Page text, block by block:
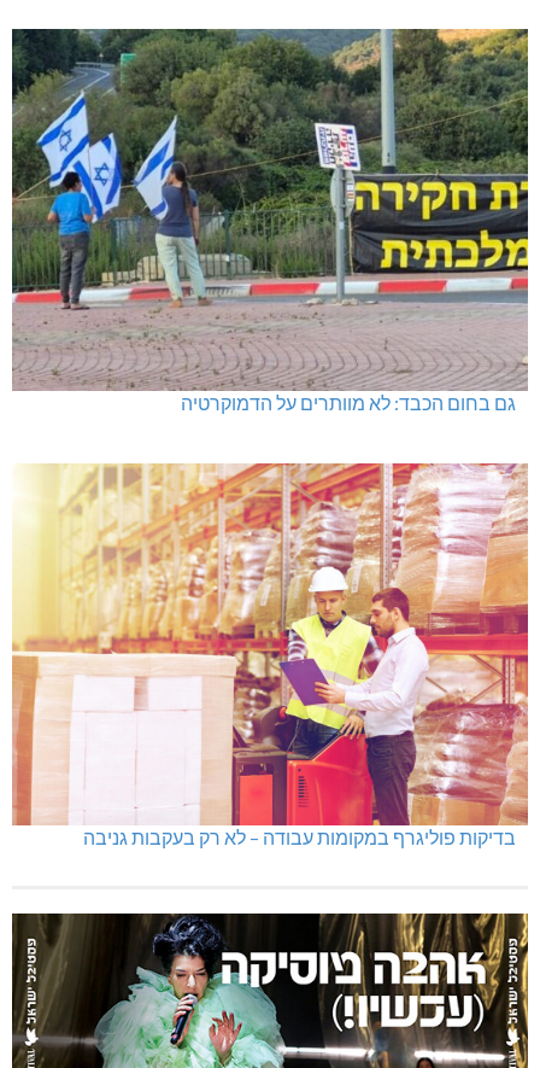
מכבי מעלות: 13 מדליות באליפות ישראל